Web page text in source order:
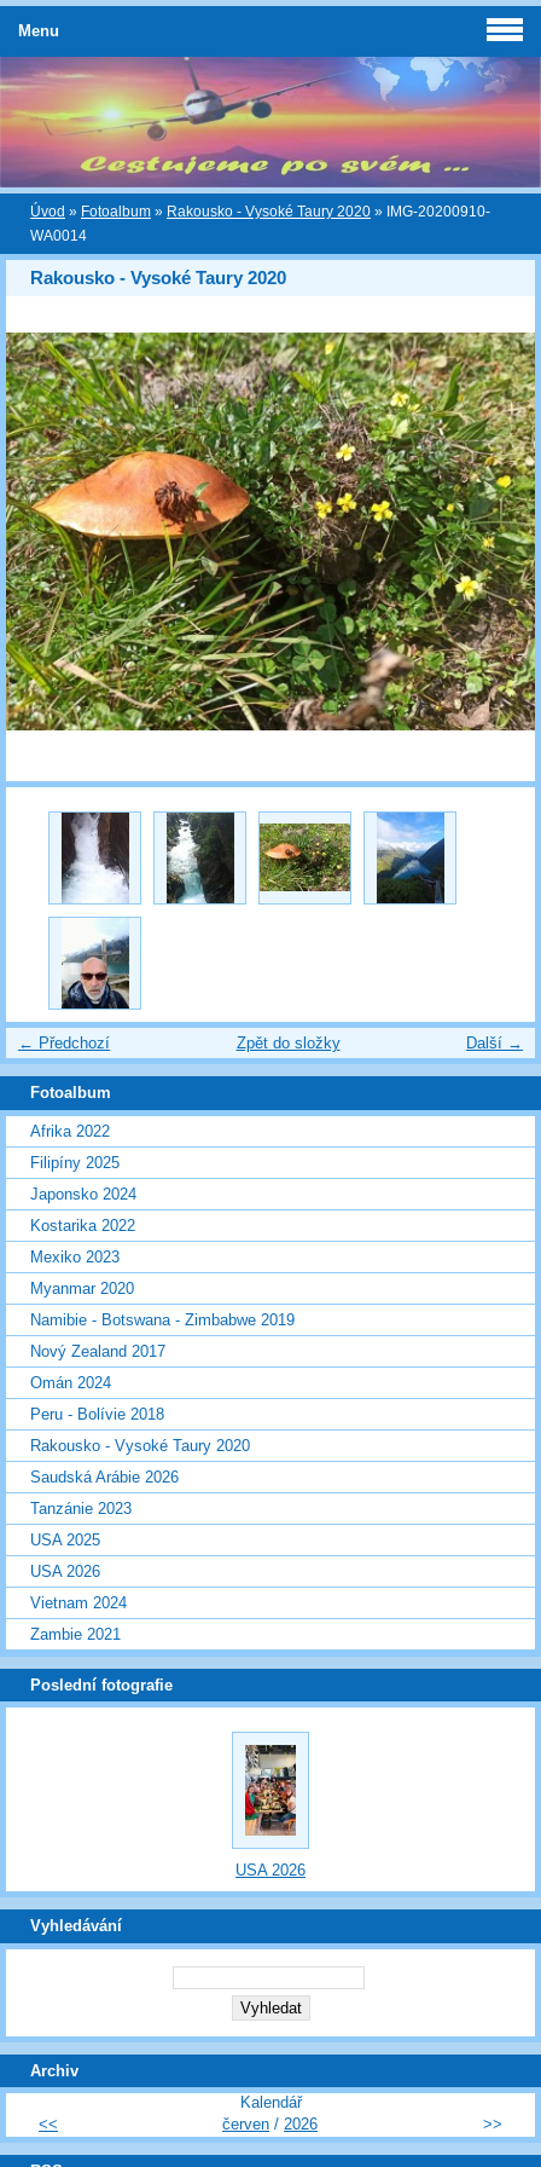
Úvod » Fotoalbum » Rakousko - Vysoké Taury 2020 »
IMG-20200910-
WA0014
Rakousko - Vysoké Taury 2020
← Předchozí Další →
Zpět do složky
Menu
Fotoalbum
Afrika 2022
Filipíny 2025
Japonsko 2024
Kostarika 2022
Mexiko 2023
Myanmar 2020
Namibie - Botswana - Zimbabwe 2019
Nový Zealand 2017
Omán 2024
Peru - Bolívie 2018
Rakousko - Vysoké Taury 2020
Saudská Arábie 2026
Tanzánie 2023
USA 2025
USA 2026
Vietnam 2024
Zambie 2021
Poslední fotografie
USA 2026
Vyhledávání
Archiv
Kalendář
<<
červen / 2026 >>